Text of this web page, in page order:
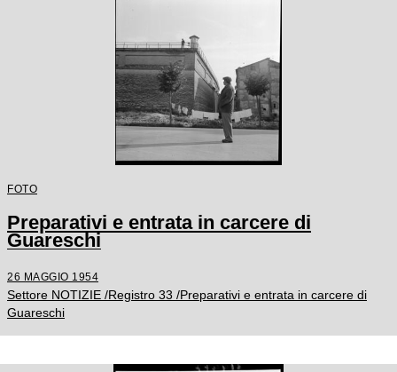
FOTO
Preparativi e entrata in carcere di
Guareschi
26 MAGGIO 1954
Settore NOTIZIE /Registro 33 /Preparativi e entrata in carcere di
Guareschi